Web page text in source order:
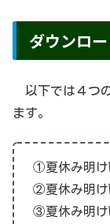
ダウンロ
以下では４つ
ます。
①夏休み明け
②夏休み明け
③夏休み明け